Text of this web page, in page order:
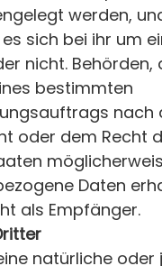
werden,
sich bei ihr um
nicht. Behörden,
bestimmten
nach
oder dem Recht
Daten
als Empfänger.
natürliche oder